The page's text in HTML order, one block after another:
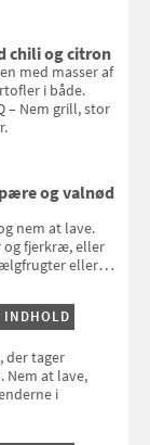
chili og citron
med masser af
i både.
– Nem grill, stor
og valnød
nem at lave.
og fjerkræ, eller
eller
er fra
"Salat".
INDHOLD
der tager
Nem at lave,
i